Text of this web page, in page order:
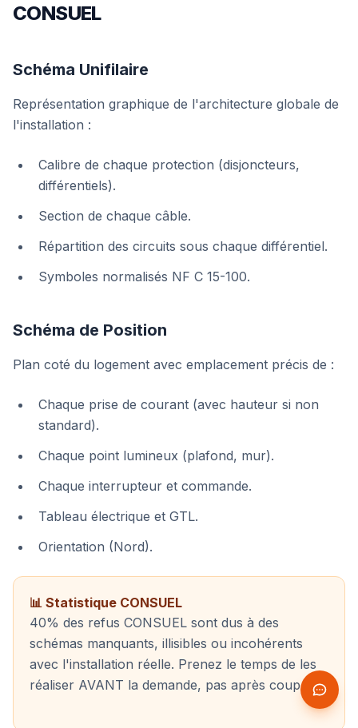
CONSUEL
Schéma Unifilaire
Représentation graphique de l'architecture globale de
l'installation :
Calibre de chaque protection (disjoncteurs,
différentiels).
Section de chaque câble.
Répartition des circuits sous chaque différentiel.
Symboles normalisés NF C 15-100.
Schéma de Position
Plan coté du logement avec emplacement précis de :
Chaque prise de courant (avec hauteur si non
standard).
Chaque point lumineux (plafond, mur).
Chaque interrupteur et commande.
Tableau électrique et GTL.
Orientation (Nord).
📊 Statistique CONSUEL
40% des refus CONSUEL sont dus à des
schémas manquants, illisibles ou incohérents
avec l'installation réelle. Prenez le temps de les
réaliser AVANT la demande, pas après coup.